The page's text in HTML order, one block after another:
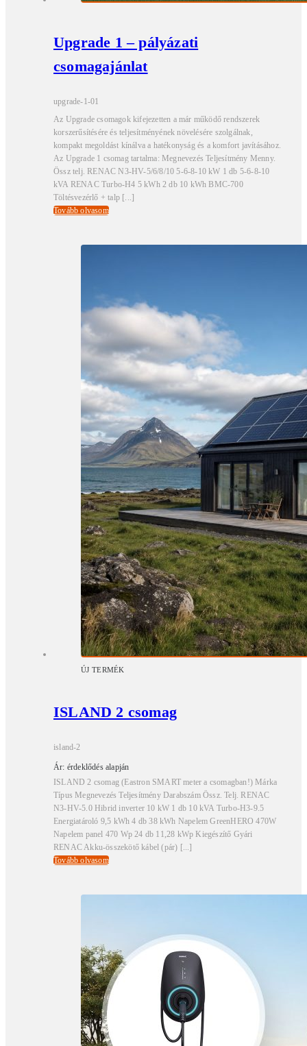
Upgrade 1 – pályázati
csomagajánlat
upgrade-1-01
Az Upgrade csomagok kifejezetten a már működő rendszerek
korszerűsítésére és teljesítményének növelésére szolgálnak,
kompakt megoldást kínálva a hatékonyság és a komfort javításához.
Az Upgrade 1 csomag tartalma: Megnevezés Teljesítmény Menny.
Össz telj. RENAC N3-HV-5/6/8/10 5-6-8-10 kW 1 db 5-6-8-10
kVA RENAC Turbo-H4 5 kWh 2 db 10 kWh BMC-700
Töltésvezérlő + talp [...]
Tovább olvasom
ÚJ TERMÉK
ISLAND 2 csomag
island-2
Ár: érdeklődés alapján
ISLAND 2 csomag (Eastron SMART meter a csomagban!) Márka
Típus Megnevezés Teljesítmény Darabszám Össz. Telj. RENAC
N3-HV-5.0 Hibrid inverter 10 kW 1 db 10 kVA Turbo-H3-9.5
Energiatároló 9,5 kWh 4 db 38 kWh Napelem GreenHERO 470W
Napelem panel 470 Wp 24 db 11,28 kWp Kiegészítő Gyári
RENAC Akku-összekötő kábel (pár) [...]
Tovább olvasom